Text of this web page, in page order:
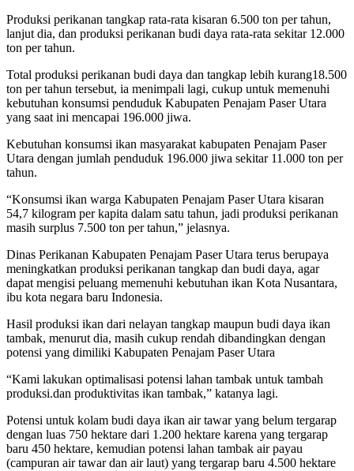
Produksi perikanan tangkap rata-rata kisaran 6.500 ton per tahun,
lanjut dia, dan produksi perikanan budi daya rata-rata sekitar 12.000
ton per tahun.
Total produksi perikanan budi daya dan tangkap lebih kurang18.500
ton per tahun tersebut, ia menimpali lagi, cukup untuk memenuhi
kebutuhan konsumsi penduduk Kabupaten Penajam Paser Utara
yang saat ini mencapai 196.000 jiwa.
Kebutuhan konsumsi ikan masyarakat kabupaten Penajam Paser
Utara dengan jumlah penduduk 196.000 jiwa sekitar 11.000 ton per
tahun.
“Konsumsi ikan warga Kabupaten Penajam Paser Utara kisaran
54,7 kilogram per kapita dalam satu tahun, jadi produksi perikanan
masih surplus 7.500 ton per tahun,” jelasnya.
Dinas Perikanan Kabupaten Penajam Paser Utara terus berupaya
meningkatkan produksi perikanan tangkap dan budi daya, agar
dapat mengisi peluang memenuhi kebutuhan ikan Kota Nusantara,
ibu kota negara baru Indonesia.
Hasil produksi ikan dari nelayan tangkap maupun budi daya ikan
tambak, menurut dia, masih cukup rendah dibandingkan dengan
potensi yang dimiliki Kabupaten Penajam Paser Utara
“Kami lakukan optimalisasi potensi lahan tambak untuk tambah
produksi.dan produktivitas ikan tambak,” katanya lagi.
Potensi untuk kolam budi daya ikan air tawar yang belum tergarap
dengan luas 750 hektare dari 1.200 hektare karena yang tergarap
baru 450 hektare, kemudian potensi lahan tambak air payau
(campuran air tawar dan air laut) yang tergarap baru 4.500 hektare